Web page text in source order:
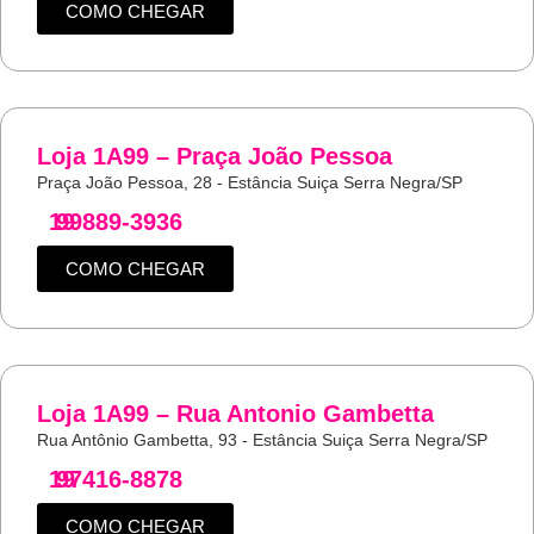
COMO CHEGAR
Loja 1A99 – Praça João Pessoa
Praça João Pessoa, 28 - Estância Suiça Serra Negra/SP
19
99889-3936
COMO CHEGAR
Loja 1A99 – Rua Antonio Gambetta
Rua Antônio Gambetta, 93 - Estância Suiça Serra Negra/SP
19
97416-8878
COMO CHEGAR